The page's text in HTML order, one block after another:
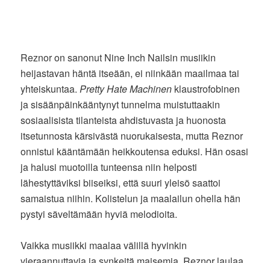
Reznor on sanonut Nine Inch Nailsin musiikin
heijastavan häntä itseään, ei niinkään maailmaa tai
yhteiskuntaa. Pretty Hate Machinen klaustrofobinen
ja sisäänpäinkääntynyt tunnelma muistuttaakin
sosiaalisista tilanteista ahdistuvasta ja huonosta
itsetunnosta kärsivästä nuorukaisesta, mutta Reznor
onnistui kääntämään heikkoutensa eduksi. Hän osasi
ja halusi muotoilla tunteensa niin helposti
lähestyttäviksi biiseiksi, että suuri yleisö saattoi
samaistua niihin. Kolistelun ja maalailun ohella hän
pystyi säveltämään hyviä melodioita.
Vaikka musiikki maalaa välillä hyvinkin